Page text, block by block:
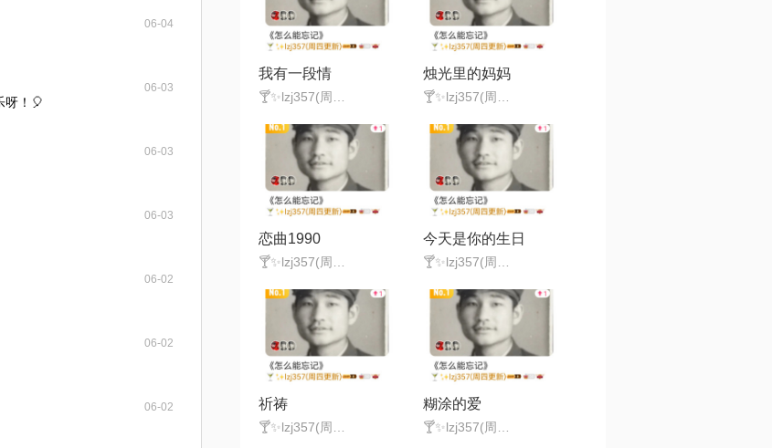
06-04
06-03
呀！🎈
06-03
06-03
06-02
06-02
06-02
我有一段情 烛光里的妈妈
恋曲1990 今天是你的生日
祈祷 糊涂的爱